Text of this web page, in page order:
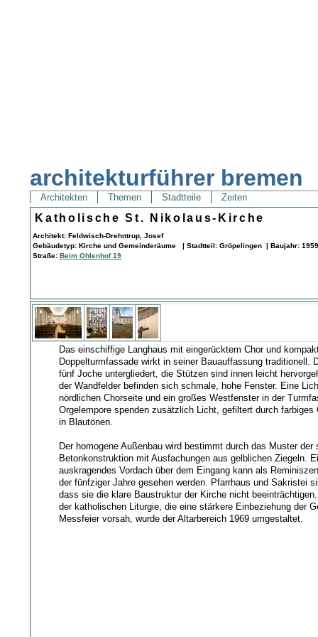
architekturführer bremen
Architekten Themen Stadtteile Zeiten
Katholische St. Nikolaus-Kirche
Architekt: Feldwisch-Drehntrup, Josef
Gebäudetyp: Kirche und Gemeinderäume | Stadtteil: Gröpelingen | Baujahr:
Straße:Beim Ohlenhof 19
Das einschiffige Langhaus mit eingerücktem Chor und
Doppelturmfassade wirkt in seiner Bauauffassung traditionell.
fünf Joche untergliedert, die Stützen sind innen leicht
der Wandfelder befinden sich schmale, hohe Fenster. Eine
nördlichen Chorseite und ein großes Westfenster in der
Orgelempore spenden zusätzlich Licht, gefiltert durch farbiges
in Blautönen.
Der homogene Außenbau wird bestimmt durch das Muster der
Betonkonstruktion mit Ausfachungen aus gelblichen Ziegeln.
auskragendes Vordach über dem Eingang kann als
der fünfziger Jahre gesehen werden. Pfarrhaus und Sakristei
dass sie die klare Baustruktur der Kirche nicht
der katholischen Liturgie, die eine stärkere Einbeziehung der
Messfeier vorsah, wurde der Altarbereich 1969 umgestaltet.